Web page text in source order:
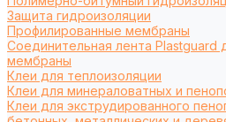
Защита гидроизоляции
Профилированные мембраны
Соединительная лента Plastguard
мембраны
Клеи для теплоизоляции
Клеи для минераловатных и
Клеи для экструдированного